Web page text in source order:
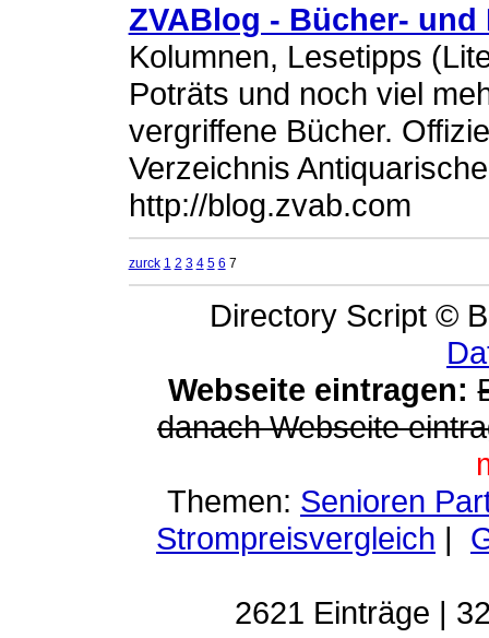
ZVABlog - Bücher-
Kolumnen, Lesetipps
Poträts und noch viel
vergriffene Bücher.
Verzeichnis
http://blog.zvab.com
zurck 1 2 3 4 5 6 7
Directory Script ©
Webseite eintragen:
danach Webseite
Themen: Senioren
Strompreisvergleich |
2621 Einträge |